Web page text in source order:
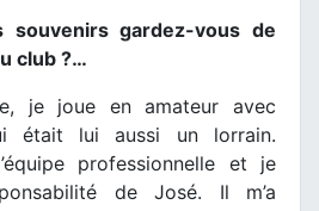
souvenirs gardez-vous de
club ?…
je joue en amateur avec
était lui aussi un lorrain.
professionnelle et je
de José. Il m’a